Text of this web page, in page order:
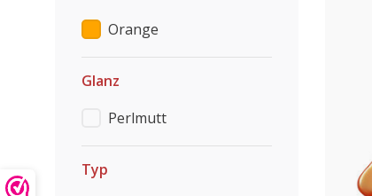
Orange
Glanz
Perlmutt
Typ